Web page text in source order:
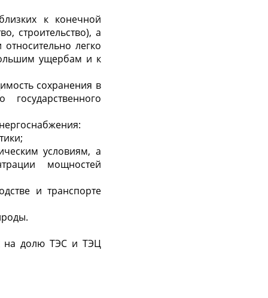
к конечной
строительство), а
относительно легко
ущер­бам и к
сохранения в
условиям, а
мощностей
и транспорте
долю ТЭС и ТЭЦ